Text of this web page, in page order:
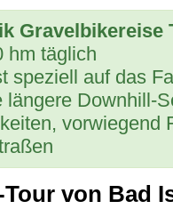
Gravelbikereise
hm täglich
speziell auf das
längere Downhill-
vorwiegend
von Bad